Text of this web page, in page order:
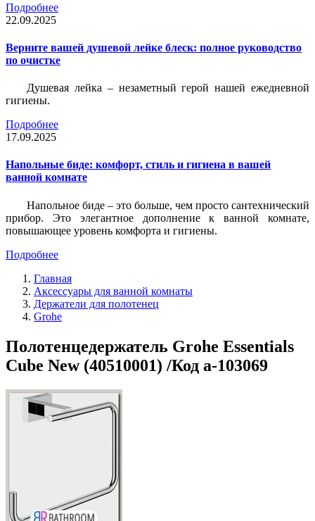
Подробнее
22.09.2025
Верните вашей душевой лейке блеск: полное руководство
по очистке
Душевая лейка – незаметный герой нашей ежедневной
гигиены.
Подробнее
17.09.2025
Напольные биде: комфорт, стиль и гигиена в вашей
ванной комнате
Напольное биде – это больше, чем просто сантехнический
прибор. Это элегантное дополнение к ванной комнате,
повышающее уровень комфорта и гигиены.
Подробнее
Главная
Аксессуары для ванной комнаты
Держатели для полотенец
Grohe
Полотенцедержатель Grohe Essentials
Cube New (40510001) /Код a-103069